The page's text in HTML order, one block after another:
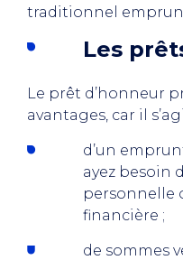
traditionnel
Les
Le prêt d’honneur
avantages, car il
d’un
ayez besoin
personnelle
financière ;
de sommes